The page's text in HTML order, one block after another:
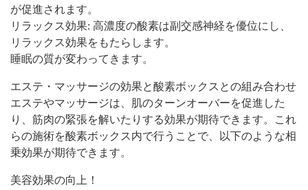
が促進されます。
リラックス効果: 高濃度の酸素は副交感神経を優位にし、
リラックス効果をもたらします。
睡眠の質が変わってきます。
エステ・マッサージの効果と酸素ボックスとの組み合わせ
エステやマッサージは、肌のターンオーバーを促進した
り、筋肉の緊張を解いたりする効果が期待できます。これ
らの施術を酸素ボックス内で行うことで、以下のような相
乗効果が期待できます。
美容効果の向上！